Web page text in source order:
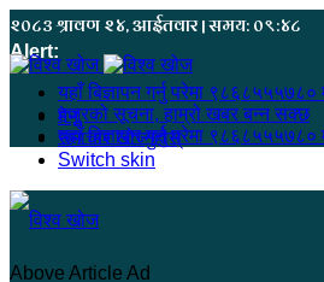
२०८३ श्रावण २४, आईतवार | समय: ०९:४८
Alert:
यहाँ बिज्ञापन गर्नु परेमा ९८६८५५५७८०
हजुरको सूचना, हाम्रो खबर बन्न सक्छ
यहाँ बिज्ञापन गर्नु परेमा ९८६८५५५७८०
मेनू
समाचार खोज्नुहोस्
Switch skin
Above Article Ad